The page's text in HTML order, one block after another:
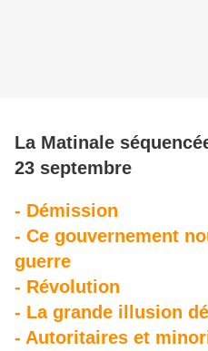
La Matinale
23 septembre
- Démission
- Ce gouvernement
guerre
- Révolution
- La grande illusion
- Autoritaires et